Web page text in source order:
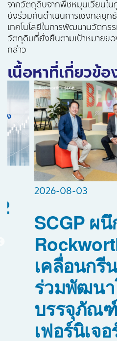
จากวัตถุดิบจากพืชหมุนเวียนใ
ยังร่วมกันดำเนินการเชิงกลยุท
เทคโนโลยีในการพัฒนานวัตกร
วัตถุดิบที่ยั่งยืนตามเป้าหมายขอ
กล่าว
เนื้อหาที่เกี่ยวข้อ
2026-08-03
SCGP ผ
เคลื่อนกรี
ร่วมพัฒน
บรรจุภัณ
เฟอร์นิเจ